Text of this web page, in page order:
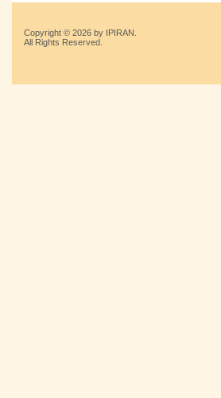
Copyright © 2026 by IPIRAN.
All Rights Reserved.